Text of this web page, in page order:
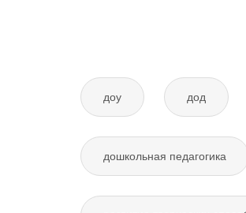
доу дод
дошкольная педагогика